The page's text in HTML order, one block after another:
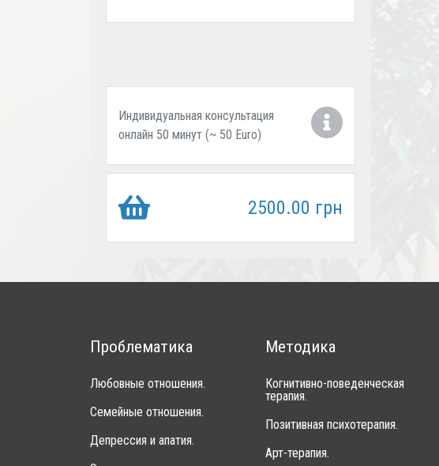
Индивидуальная консультация
онлайн 50 минут (~ 50 Euro)
2500.00 грн
Проблематика
Любовные отношения.
Семейные отношения.
Депрессия и апатия.
Методика
Когнитивно-поведенческая
терапия.
Позитивная психотерапия.
Арт-терапия.